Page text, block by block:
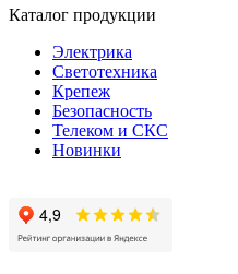
Каталог продукции
Электрика
Светотехника
Крепеж
Безопасность
Телеком и СКС
Новинки